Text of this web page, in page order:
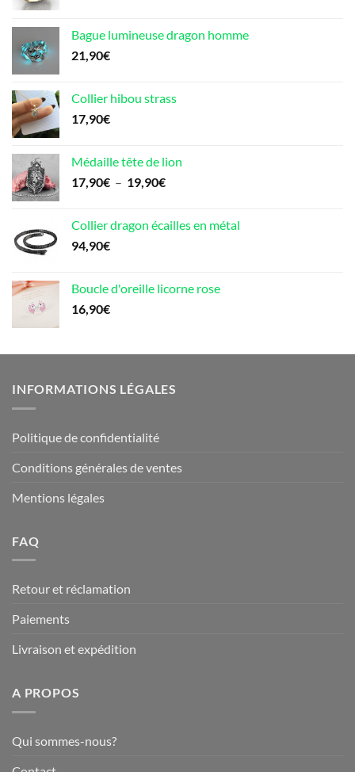
Bague lumineuse dragon homme
21,90€
Collier hibou strass
17,90€
Médaille tête de lion
17,90€ – 19,90€Plage
17,90€
Collier dragon écailles en métal
94,90€
Boucle d'oreille licorne rose
16,90€
INFORMATIONS LÉGALES
Politique de confidentialité
Conditions générales de ventes
Mentions légales
FAQ
Retour et réclamation
Paiements
Livraison et expédition
A PROPOS
Qui sommes-nous?